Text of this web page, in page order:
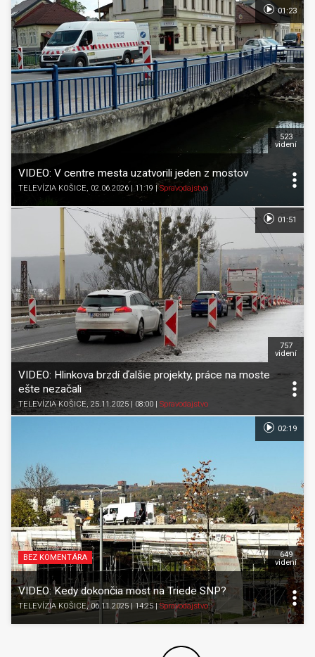
VIDEO: V centre mesta uzatvorili jeden z mostov
TELEVÍZIA KOŠICE, 02.06.2026 | 11:19 |Spravodajstvo
523
videní
01:23
VIDEO: Hlinkova brzdí ďalšie projekty, práce na moste
ešte nezačali
TELEVÍZIA KOŠICE, 25.11.2025 | 08:00 Spravodajstvo
757
videní
01:51
BEZ KOMENTÁRA
VIDEO: Kedy dokončia most na Triede SNP?
TELEVÍZIA KOŠICE, 06.11.2025 | 14:25|Spravodajstvo
649
videní
02:19